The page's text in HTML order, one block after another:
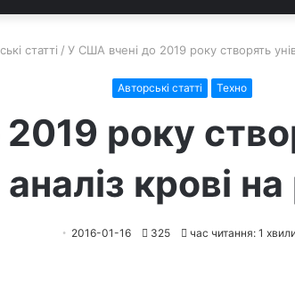
статті / У США вчені до 2019 року створять
Авторські статті Техно
року
аналіз крові
2016-01-16 325 час читання: 1